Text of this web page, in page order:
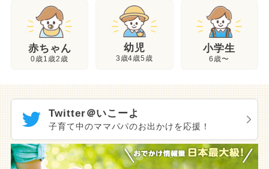
赤ちゃん
0歳1歳2歳
幼児
3歳4歳5歳
小学生
6歳〜
Twitter＠いこーよ
子育て中のママパパのお出かけを応援！